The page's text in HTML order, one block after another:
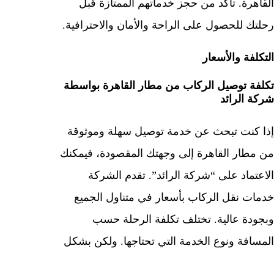
القاهرة. تأكد من حجز خدماتهم الممتازة قبل
رحلتك للحصول على الراحة والأمان والاحترافية.
التكلفة والأسعار
تكلفة توصيل الركاب من مطار القاهرة بواسطة
شركة الرائد
إذا كنت تبحث عن خدمة توصيل سهلة وموثوقة
من مطار القاهرة إلى وجهتك المقصودة، فيمكنك
الاعتماد على “شركة الرائد”. تقدم الشركة
خدمات نقل الركاب بأسعار في متناول الجميع
وبجودة عالية. تختلف تكلفة الرحلة حسب
المسافة ونوع الخدمة التي تحتاجها. ولكن بشكل